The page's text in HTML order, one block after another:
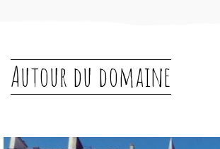
Autour du domaine